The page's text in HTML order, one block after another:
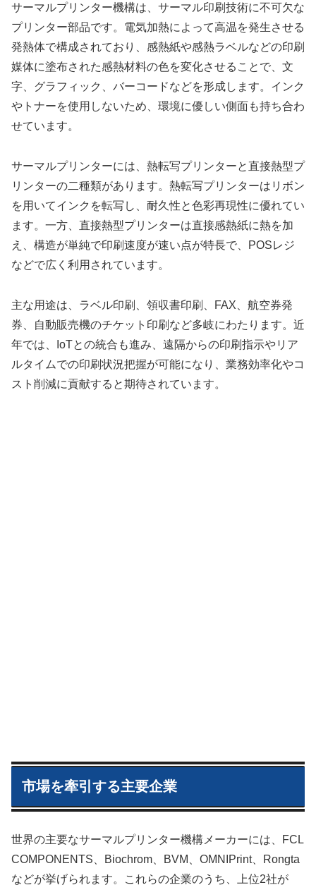
サーマルプリンター機構は、サーマル印刷技術に不可欠な
プリンター部品です。電気加熱によって高温を発生させる
発熱体で構成されており、感熱紙や感熱ラベルなどの印刷
媒体に塗布された感熱材料の色を変化させることで、文
字、グラフィック、バーコードなどを形成します。インク
やトナーを使用しないため、環境に優しい側面も持ち合わ
せています。
サーマルプリンターには、熱転写プリンターと直接熱型プ
リンターの二種類があります。熱転写プリンターはリボン
を用いてインクを転写し、耐久性と色彩再現性に優れてい
ます。一方、直接熱型プリンターは直接感熱紙に熱を加
え、構造が単純で印刷速度が速い点が特長で、POSレジ
などで広く利用されています。
主な用途は、ラベル印刷、領収書印刷、FAX、航空券発
券、自動販売機のチケット印刷など多岐にわたります。近
年では、IoTとの統合も進み、遠隔からの印刷指示やリア
ルタイムでの印刷状況把握が可能になり、業務効率化やコ
スト削減に貢献すると期待されています。
市場を牽引する主要企業
世界の主要なサーマルプリンター機構メーカーには、FCL
COMPONENTS、Biochrom、BVM、OMNIPrint、Rongta
などが挙げられます。これらの企業のうち、上位2社が